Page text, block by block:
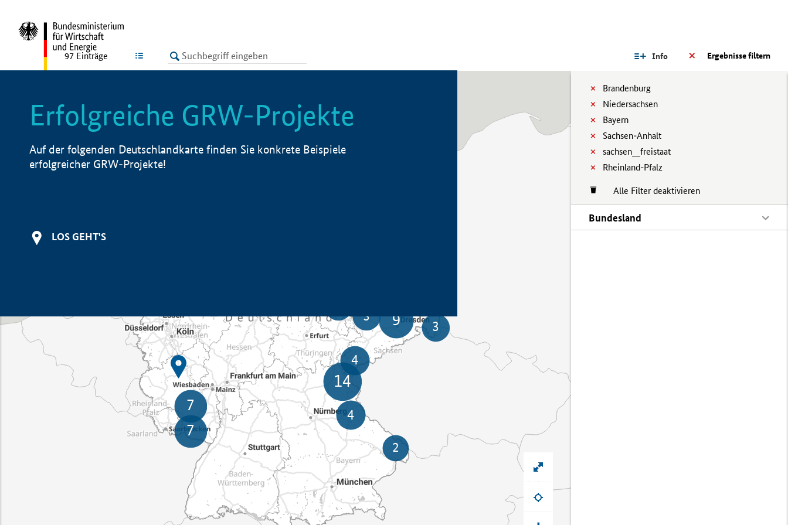
LISTE Ergebnisse filtern
Info
Brandenburg
Niedersachsen
Bayern
Sachsen-Anhalt
sachsen__freistaat
Rheinland-Pfalz
Alle Filter deaktivieren
Bundesland
97 Einträge
Erfolgreiche GRW-Projekte
Auf der folgenden Deutschlandkarte finden Sie konkrete Beispiele
erfolgreicher GRW-Projekte!
LOS GEHT'S